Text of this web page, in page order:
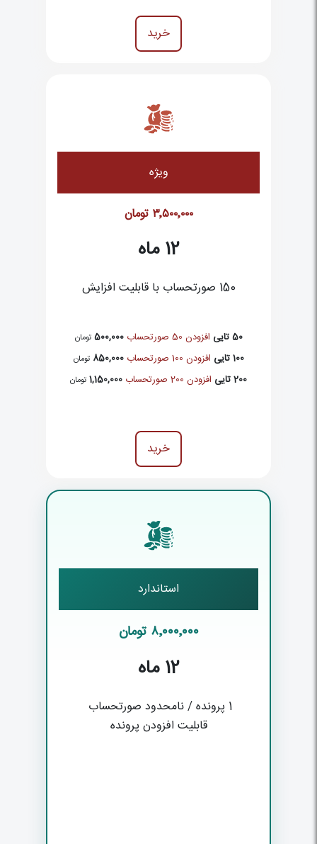
خرید
ویژه
۳٬۵۰۰٬۰۰۰ تومان
12ماه
150 صورتحساب با قابلیت افزایش
50 تایی افزودن 50 صورتحساب 500,000 تومان
100 تایی افزودن 100 صورتحساب 850,000 تومان
200 تایی افزودن 200 صورتحساب 1,150,000 تومان
خرید
استاندارد
۸٬۰۰۰٬۰۰۰ تومان
12ماه
قابلیت افزودن پرونده